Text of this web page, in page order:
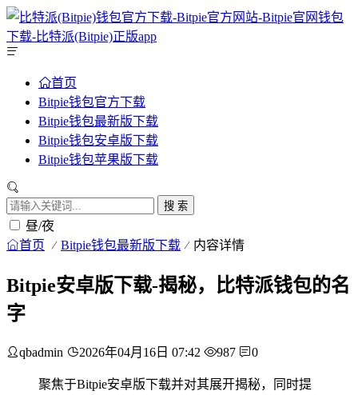
首页
Bitpie钱包官方下载
Bitpie钱包最新版下载
Bitpie钱包安卓版下载
Bitpie钱包苹果版下载
搜 索
昼/夜
首页 Bitpie钱包最新版下载 内容详情
Bitpie安卓版下载-揭秘，比特派钱包的名
字
qbadmin 2026年04月16日 07:42 987 0
聚焦于Bitpie安卓版下载并对其展开揭秘，同时提